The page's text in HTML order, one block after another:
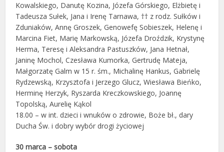
Kowalskiego, Danutę Kozina, Józefa Górskiego, Elżbietę i
Tadeusza Sułek, Jana i Irenę Tarnawa, †† z rodz. Sułków i
Zduniaków, Annę Groszek, Genowefę Sobieszek, Helenę i
Marcina Fiet, Marię Markowską, Józefa Droździk, Krystynę
Herma, Teresę i Aleksandra Pastuszków, Jana Hetnał,
Janinę Mochol, Czesława Kumorka, Gertrudę Mateja,
Małgorzatę Galm w 15 r. śm., Michalinę Hankus, Gabrielę
Rydzewską, Krzysztofa i Jerzego Glucz, Wiesława Bieńko,
Herminę Herzyk, Ryszarda Kreczkowskiego, Joannę
Topolską, Aurelię Kąkol
18.00 – w int. dzieci i wnuków o zdrowie, Boże bł., dary
Ducha Św. i dobry wybór drogi życiowej
30 marca – sobota